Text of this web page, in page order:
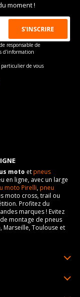
moment !
responsable de
d'information
de vous
moto etpneus
en ligne, avec un large
moto Pirelli,pneu
moto cross, trail ou
Profitez du
marques ! Evitez
montage de pneus
Marseille, Toulouse et